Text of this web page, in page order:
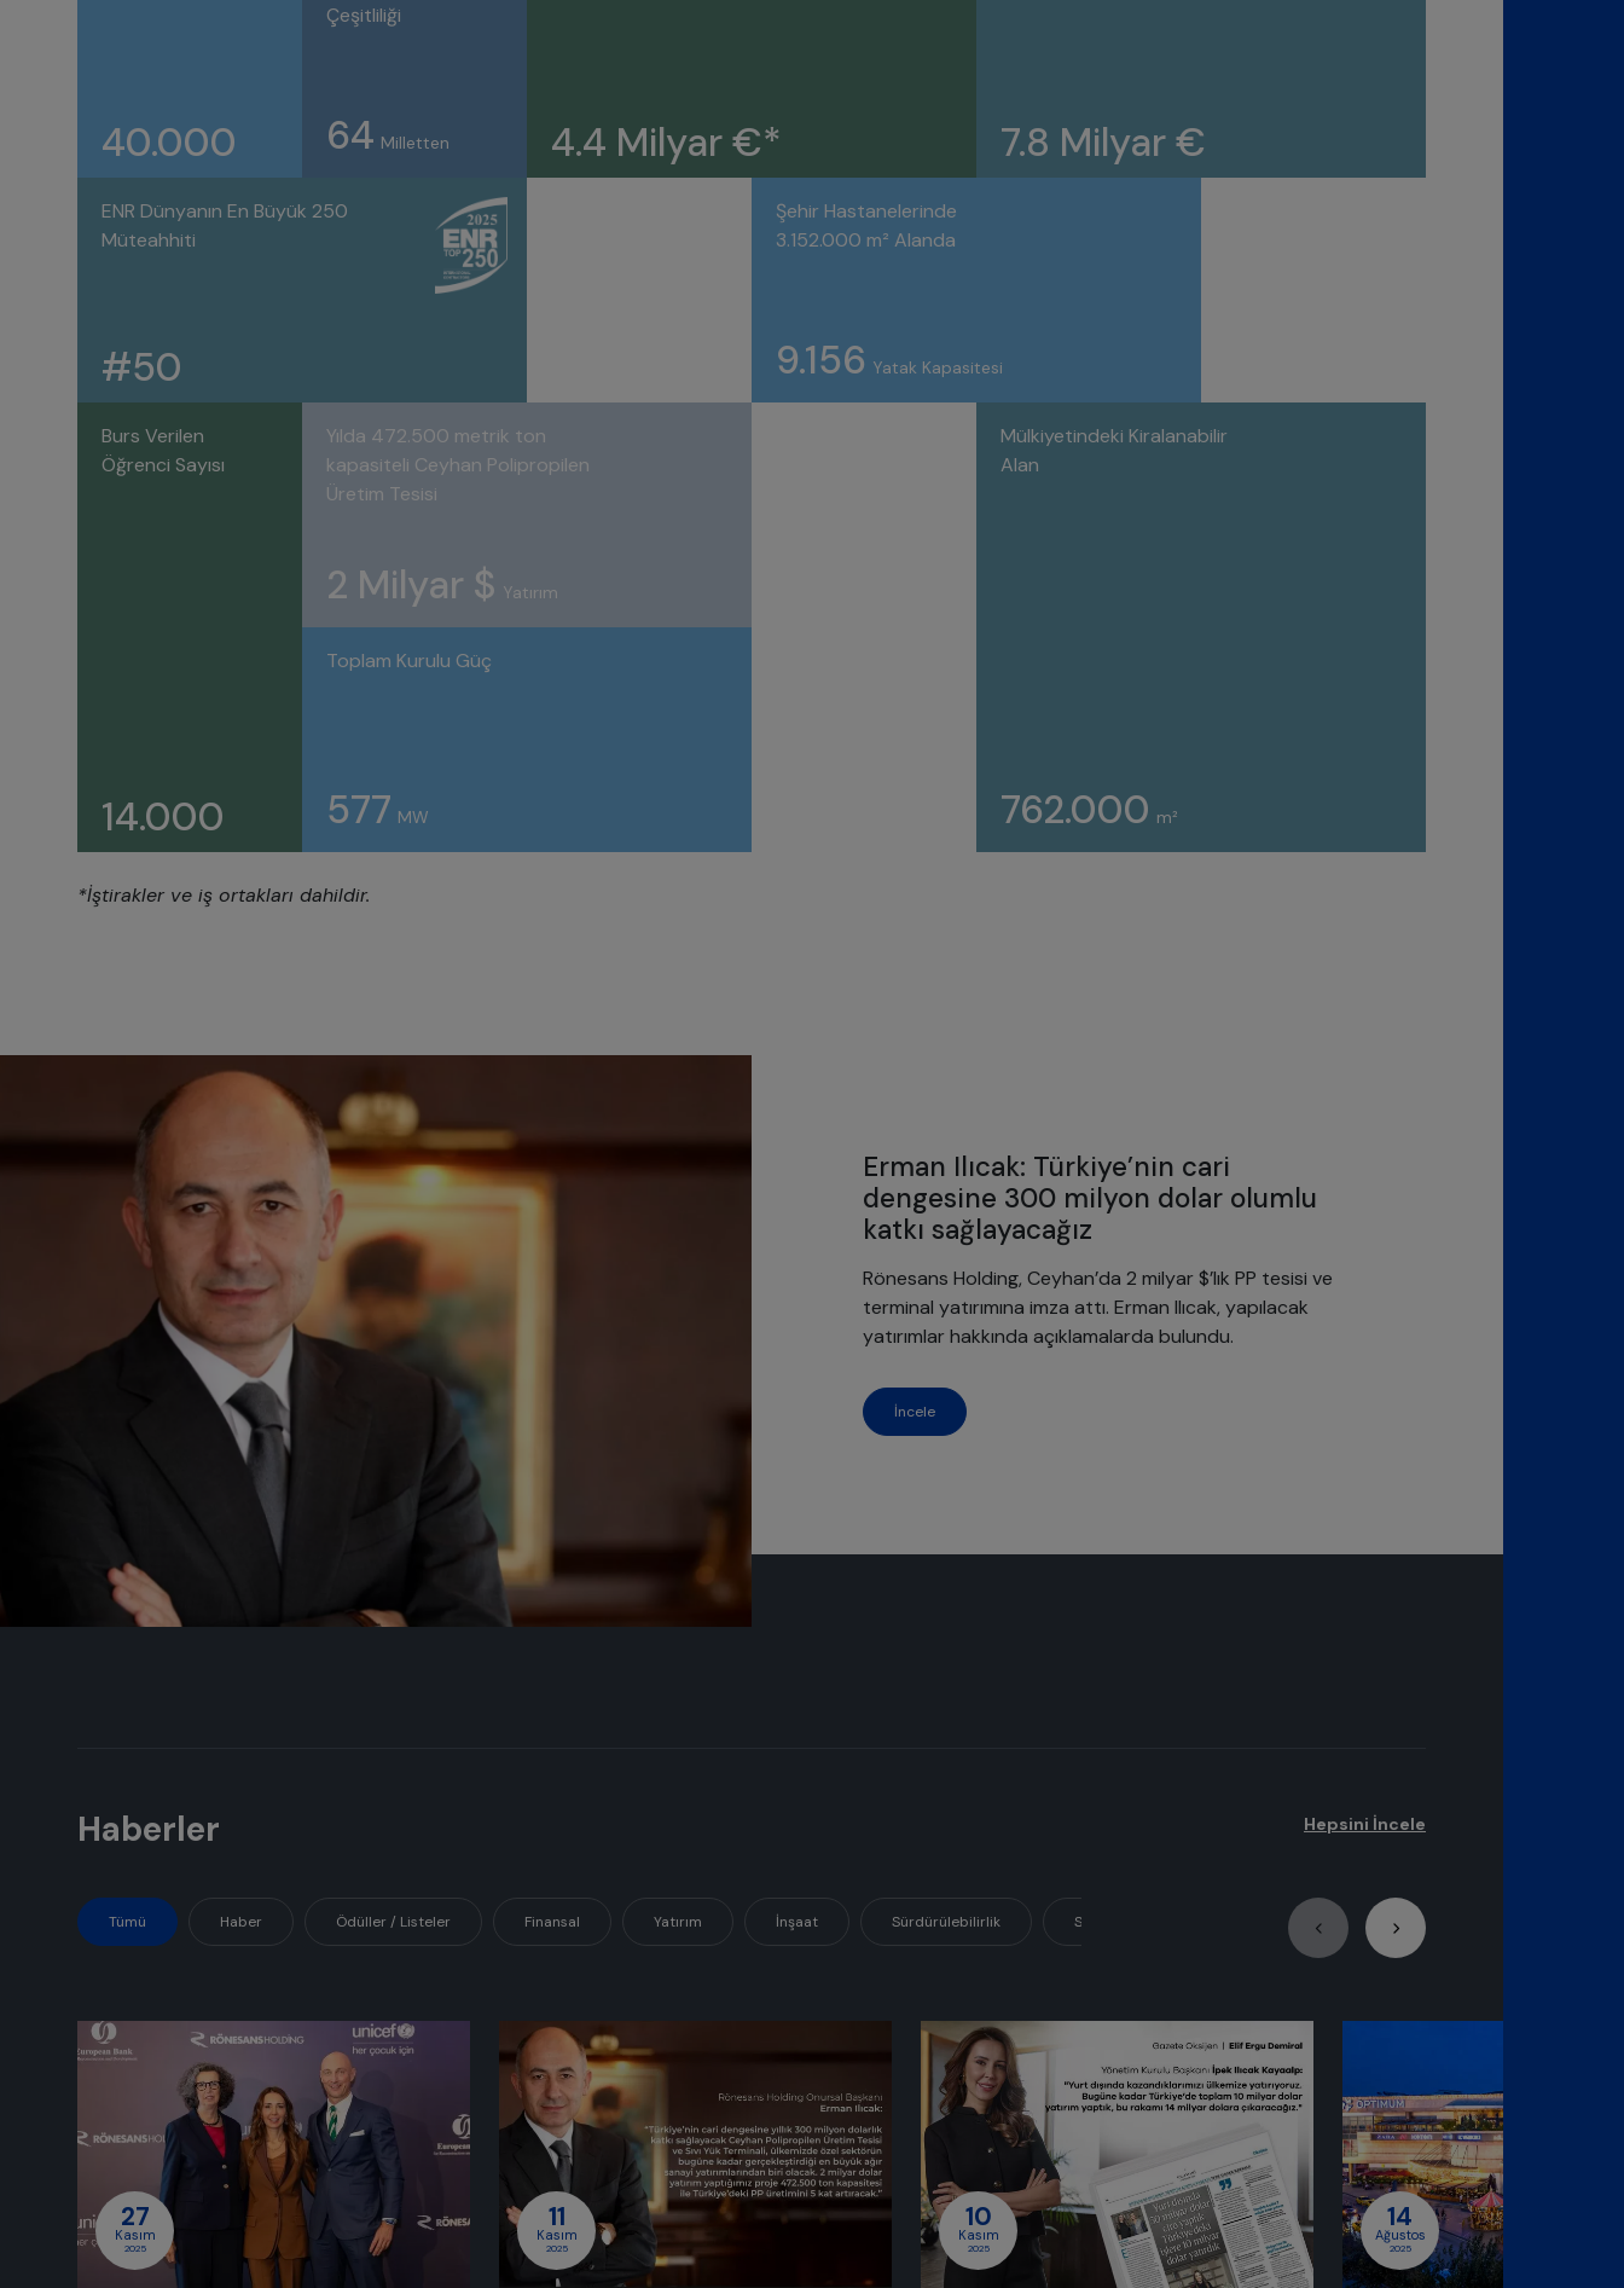
40.000
Çeşitliliği
64 Milletten 4.4 Milyar €* 7.8 Milyar €
ENR Dünyanın En Büyük 250
Müteahhiti
#50
Şehir Hastanelerinde
3.152.000 m² Alanda
9.156 Yatak Kapasitesi
Burs Verilen
Öğrenci Sayısı
14.000
Yılda 472.500 metrik ton
kapasiteli Ceyhan Polipropilen
Üretim Tesisi
2 Milyar $ Yatırım
Toplam Kurulu Güç
577 MW
Mülkiyetindeki Kiralanabilir
Alan
762.000 m²
*İştirakler ve iş ortakları dahildir.
Erman Ilıcak: Türkiye’nin cari
dengesine 300 milyon dolar olumlu
katkı sağlayacağız
Rönesans Holding, Ceyhan’da 2 milyar $’lık PP tesisi ve
terminal yatırımına imza attı. Erman Ilıcak, yapılacak
yatırımlar hakkında açıklamalarda bulundu.
İncele
Haberler Hepsini İncele
Tümü Haber Ödüller / Listeler Finansal Yatırım İnşaat Sürdürülebilirlik Sosyal Sorumluluk
27
Kasım
2025
11
Kasım
2025
10
Kasım
2025
14
Ağustos
2025